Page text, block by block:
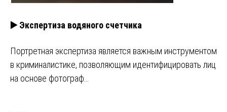
▶️ Экспертиза водяного счетчика
Портретная экспертиза является важным инструментом
в криминалистике, позволяющим идентифицировать лиц
на основе фотограф…